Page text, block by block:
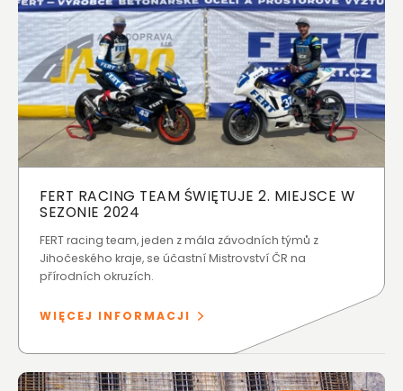
FERT RACING TEAM ŚWIĘTUJE 2. MIEJSCE W
SEZONIE 2024
FERT racing team, jeden z mála závodních týmů z
Jihočeského kraje, se účastní Mistrovství ČR na
přírodních okruzích.
WIĘCEJ INFORMACJI